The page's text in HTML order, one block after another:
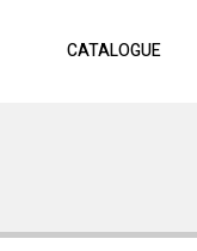
CATALOGUE